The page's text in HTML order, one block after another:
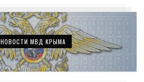
НОВОСТИ МВД КРЫМА